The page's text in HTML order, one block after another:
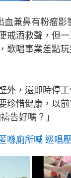
兼鼻有粉瘤
酒救聲，但
歌唱事業差點玩
外，還即時停
珍惜健康，以
告好嗎？」
喺廁所喊 巡唱